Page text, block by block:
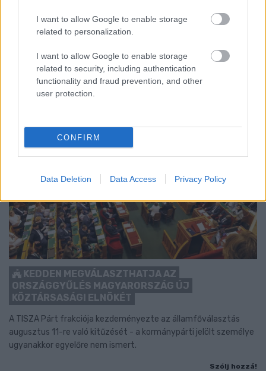
I want to allow Google to enable storage
related to personalization.
I want to allow Google to enable storage
related to security, including authentication
functionality and fraud prevention, and other
user protection.
CONFIRM
Data Deletion Data Access Privacy Policy
Nem vicc! A Fidesz maradéka tényleg egy ingyenes e-mail
szolgáltatást használt, hogy megvédje a Fidesz maradékát.
Szólj hozzá!
KEDDEN MEGVÁLASZTHATJA AZ
ORSZÁGGYŰLÉS MAGYARORSZÁG ÚJ
KÖZTÁRSASÁGI ELNÖKÉT
A TISZA Párt frakciója kezdeményezte az államfőválasztás
augusztus 11-re való kitűzését - a kormánypárti jelölt személye
ugyanakkor egyelőre nem ismert.
Szólj hozzá!